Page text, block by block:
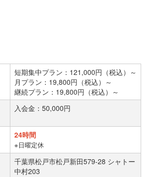
短期集中プラン：121,000円（税込）～
月プラン：19,800円（税込）～
継続プラン：19,800円（税込）～
入会金：50,000円
24時間
※日曜定休
千葉県松戸市松戸新田579-28 シャトー
中村203